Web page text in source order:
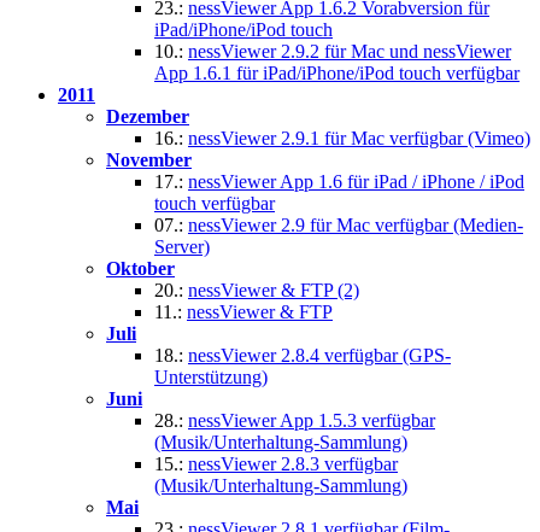
23.: nessViewer App 1.6.2 Vorabversion für
iPad/iPhone/iPod touch
10.: nessViewer 2.9.2 für Mac und nessViewer
App 1.6.1 für iPad/iPhone/iPod touch verfügbar
2011
Dezember
16.: nessViewer 2.9.1 für Mac verfügbar (Vimeo)
November
17.: nessViewer App 1.6 für iPad / iPhone / iPod
touch verfügbar
07.: nessViewer 2.9 für Mac verfügbar (Medien-
Server)
Oktober
20.: nessViewer & FTP (2)
11.: nessViewer & FTP
Juli
18.: nessViewer 2.8.4 verfügbar (GPS-
Unterstützung)
Juni
28.: nessViewer App 1.5.3 verfügbar
(Musik/Unterhaltung-Sammlung)
15.: nessViewer 2.8.3 verfügbar
(Musik/Unterhaltung-Sammlung)
Mai